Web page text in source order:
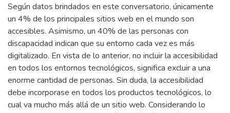
Según datos brindados en este conversatorio, únicamente
un 4% de los principales sitios web en el mundo son
accesibles. Asimismo, un 40% de las personas con
discapacidad indican que su entorno cada vez es más
digitalizado. En vista de lo anterior, no incluir la accesibilidad
en todos los entornos tecnológicos, significa excluir a una
enorme cantidad de personas. Sin duda, la accesibilidad
debe incorporase en todos los productos tecnológicos, lo
cual va mucho más allá de un sitio web. Considerando lo